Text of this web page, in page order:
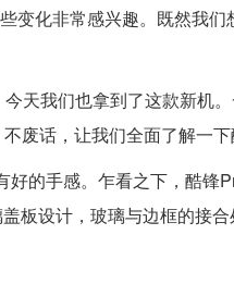
变化非常感兴趣。既然我们
天我们也拿到了这款新机
废话，让我们全面了解一下
的手感。乍看之下，酷锋
板设计，玻璃与边框的接合